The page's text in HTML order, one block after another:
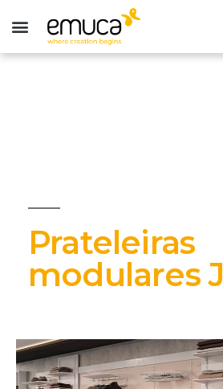
Prateleiras
modulares